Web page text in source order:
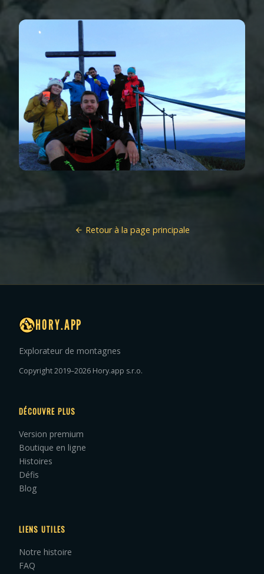
Retour à la page principale
HORY.APP
Explorateur de montagnes
Copyright 2019–2026 Hory.app s.r.o.
DÉCOUVRE PLUS
Version premium
Boutique en ligne
Histoires
Défis
Blog
LIENS UTILES
Notre histoire
FAQ